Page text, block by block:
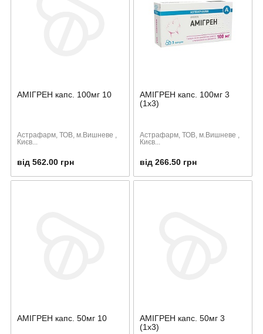
АМІГРЕН капс. 100мг 10
Астрафарм, ТОВ, м.Вишневе ,
Києв...
від 562.00 грн
АМІГРЕН капс. 100мг 3
(1х3)
Астрафарм, ТОВ, м.Вишневе ,
Києв...
від 266.50 грн
АМІГРЕН капс. 50мг 10
АМІГРЕН капс. 50мг 3
(1х3)